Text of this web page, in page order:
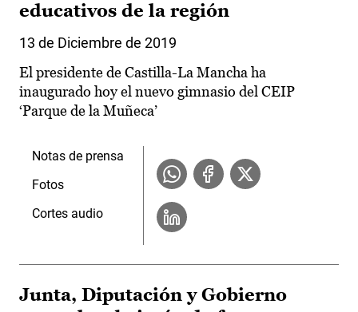
educativos de la región
13 de Diciembre de 2019
El presidente de Castilla-La Mancha ha
inaugurado hoy el nuevo gimnasio del CEIP
‘Parque de la Muñeca’
Notas de prensa
Fotos
Cortes audio
Junta, Diputación y Gobierno